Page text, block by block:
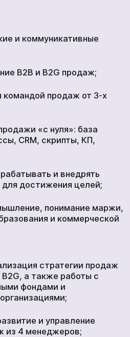
и коммуникативные
B2B и B2G продаж;
командой продаж от 3-х
«с нуля»: база
CRM, скрипты, КП,
и внедрять
для достижения целей;
понимание маржи,
и коммерческой
стратегии продаж
B2G, а также работы с
фондами и
и управление
из 4 менеджеров;